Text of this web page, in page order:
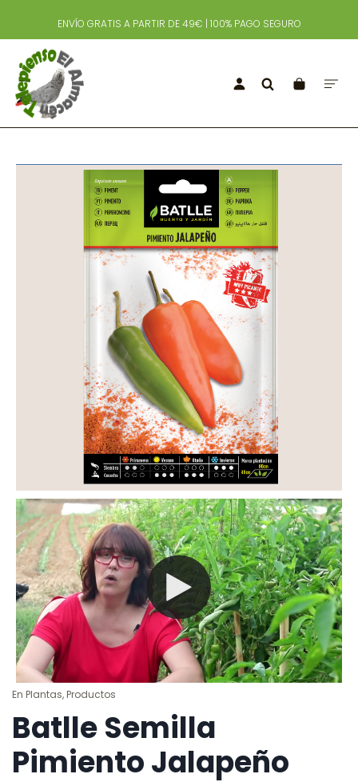
ENVÍO GRATIS A PARTIR DE 49€ | 100% PAGO SEGURO
En Plantas, Productos
Batlle Semilla
Pimiento Jalapeño